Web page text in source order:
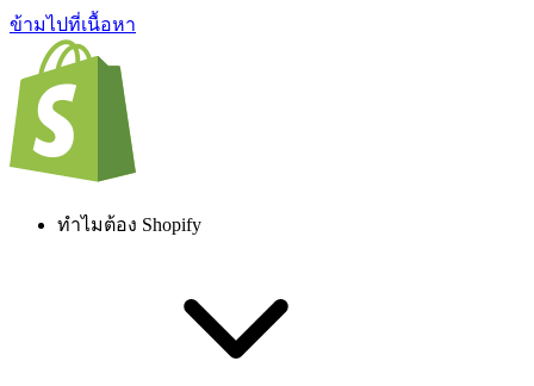
ข้ามไปที่เนื้อหา
ทำไมต้อง Shopify